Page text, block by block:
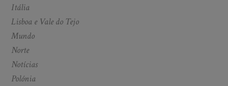
Itália
Lisboa e Vale do Tejo
Mundo
Norte
Notícias
Polónia